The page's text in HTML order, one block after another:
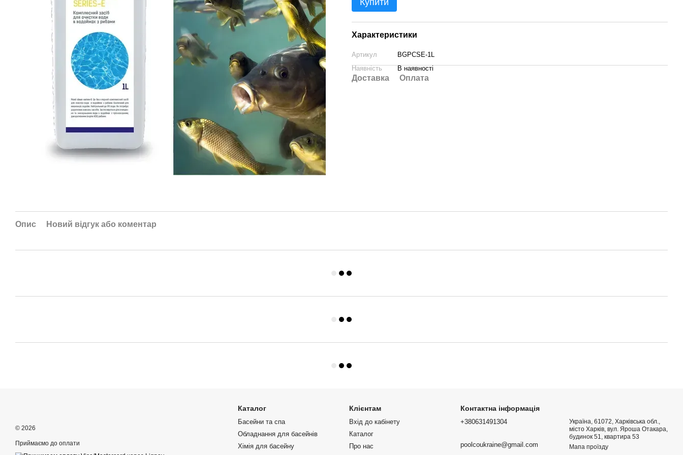
Купити
Характеристики
Артикул
BGPCSE-1L
Наявність
В наявності
Доставка Оплата
Опис Новий відгук або коментар
© 2026
Приймаємо до оплати
Каталог
Басейни та спа
Обладнання для басейнів
Хімія для басейну
Клієнтам
Вхід до кабінету
Каталог
Про нас
Контактна інформація
+380631491304
poolcoukraine@gmail.com
Україна, 61072, Харківська обл.,
місто Харків, вул. Яроша Отакара,
будинок 51, квартира 53
Мапа проїзду